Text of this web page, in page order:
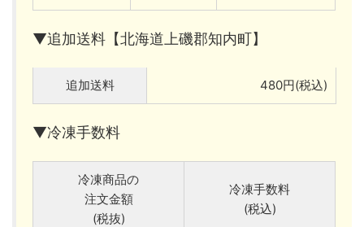
▼追加送料【北海道上磯郡知内町】
追加送料 480円(税込)
▼冷凍手数料
冷凍商品の
注文金額
(税抜)
冷凍手数料
(税込)